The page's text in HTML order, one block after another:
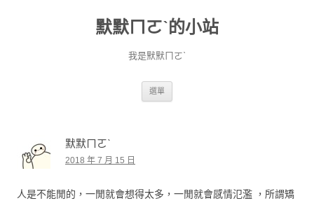
默默ㄇㄛˋ的小站
我是默默ㄇㄛˋ
選單
默默ㄇㄛˋ
2018 年 7 月 15 日
人是不能閒的，一閒就會想得太多，一閒就會感情氾濫 ，所謂矯